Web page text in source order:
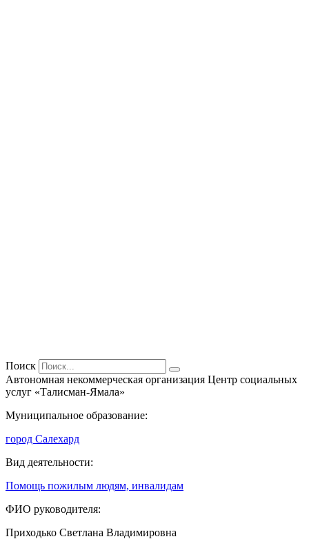
Поиск
Автономная некоммерческая организация Центр социальных
услуг «Талисман-Ямала»
Муниципальное образование:
город Салехард
Вид деятельности:
Помощь пожилым людям, инвалидам
ФИО руководителя:
Приходько Светлана Владимировна